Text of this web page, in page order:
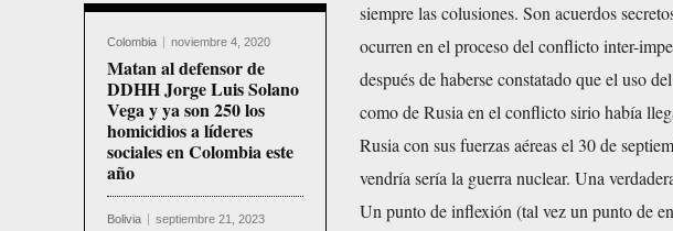
Colombia noviembre 4, 2020
Matan al defensor de
DDHH Jorge Luis Solano
Vega y ya son 250 los
homicidios a líderes
sociales en Colombia este
año
Bolivia septiembre 21, 2023
siempre las colusiones. Son acuerdos
ocurren en el proceso del conflicto inter-
después de haberse constatado que el uso
como de Rusia en el conflicto sirio había
Rusia con sus fuerzas aéreas el 30 de
vendría sería la guerra nuclear. Una
Un punto de inflexión (tal vez un punto de